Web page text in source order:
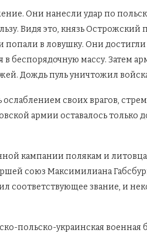
Они нанесли удар по
Видя это, князь Острожский
в ловушку. Они достигли
в беспорядочную массу. Затем
Дождь пуль уничтожил
своих врагов,
армии оставалось только
кампании полякам и
союз Максимилиана
соответствующее звание, и
польско-украинская военная